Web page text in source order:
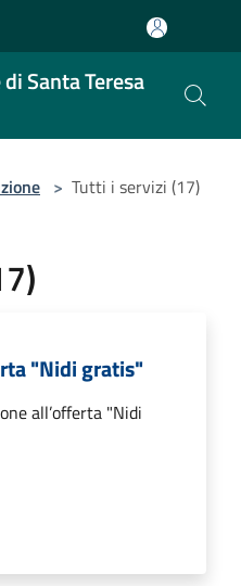
Santa Teresa
> Tutti i servizi (17)
"Nidi gratis"
all’offerta "Nidi